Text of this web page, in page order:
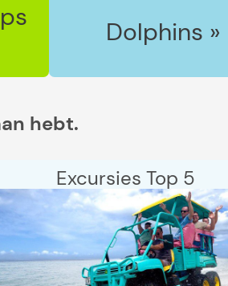
Dolphins »
hebt.
Excursies Top 5